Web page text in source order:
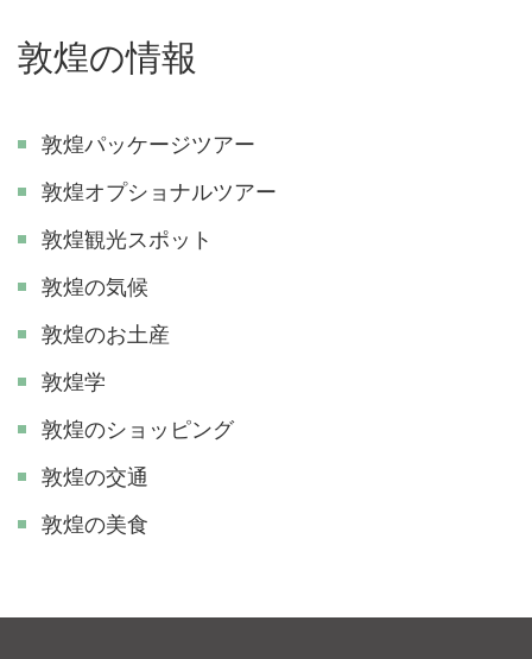
敦煌の情報
敦煌パッケージツアー
敦煌オプショナルツアー
敦煌観光スポット
敦煌の気候
敦煌のお土産
敦煌学
敦煌のショッピング
敦煌の交通
敦煌の美食